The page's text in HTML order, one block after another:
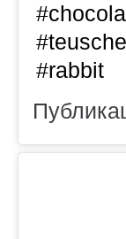
#rabbit